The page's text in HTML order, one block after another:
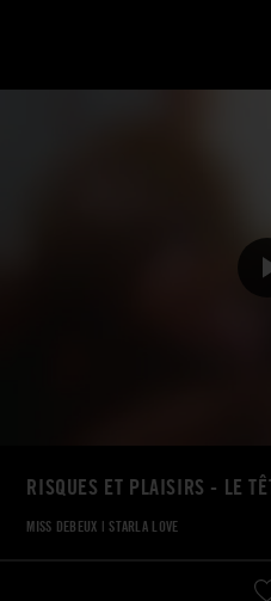
RISQUES ET PLAISIRS - LE
MISS DEBEUX |STARLA LOVE